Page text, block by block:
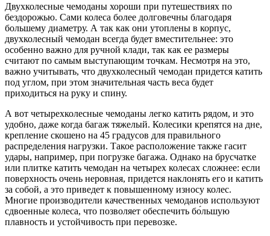
Двухколесные чемоданы хороши при путешествиях по
бездорожью. Сами колеса более долговечны благодаря
большему диаметру. А так как они утоплены в корпус,
двухколесный чемодан всегда будет вместительнее: это
особенно важно для ручной клади, так как ее размеры
считают по самым выступающим точкам. Несмотря на это,
важно учитывать, что двухколесный чемодан придется катить
под углом, при этом значительная часть веса будет
приходиться на руку и спину.
А вот четырехколесные чемоданы легко катить рядом, и это
удобно, даже когда багаж тяжелый. Колесики крепятся на дне,
крепление скошено на 45 градусов для правильного
распределения нагрузки. Такое расположение также гасит
удары, например, при погрузке багажа. Однако на брусчатке
или плитке катить чемодан на четырех колесах сложнее: если
поверхность очень неровная, придется наклонять его и катить
за собой, а это приведет к повышенному износу колес.
Многие производители качественных чемоданов используют
сдвоенные колеса, что позволяет обеспечить бо́льшую
плавность и устойчивость при перевозке.